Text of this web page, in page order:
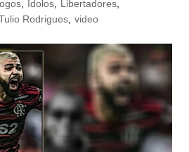
, Ídolos, Libertadores,
Rodrigues, video